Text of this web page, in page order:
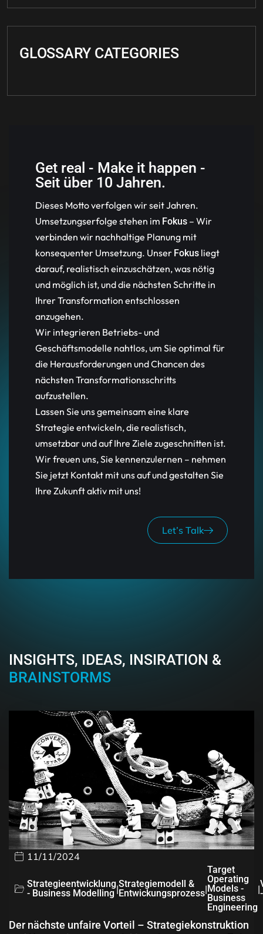
GLOSSARY CATEGORIES
Get real - Make it happen -
Seit über 10 Jahren.
Dieses Motto verfolgen wir seit Jahren.
Umsetzungserfolge stehen im Fokus – Wir
verbinden wir nachhaltige Planung mit
konsequenter Umsetzung. Unser Fokus liegt
darauf, realistisch einzuschätzen, was nötig
und möglich ist, und die nächsten Schritte in
Ihrer Transformation entschlossen
anzugehen.
Wir integrieren Betriebs- und
Geschäftsmodelle nahtlos, um Sie optimal für
die Herausforderungen und Chancen des
nächsten Transformationsschritts
aufzustellen.
Lassen Sie uns gemeinsam eine klare
Strategie entwickeln, die realistisch,
umsetzbar und auf Ihre Ziele zugeschnitten ist.
Wir freuen uns, Sie kennenzulernen – nehmen
Sie jetzt Kontakt mit uns auf und gestalten Sie
Ihre Zukunft aktiv mit uns!
Let’s Talk
INSIGHTS, IDEAS, INSIRATION &
BRAINSTORMS
11/11/2024
Strategieentwicklung
- Business Modelling |Strategiemodell &
Entwickungsprozess|
Target
Operating
Models -
Business
Engineering
|
Der nächste unfaire Vorteil – Strategiekonstruktion